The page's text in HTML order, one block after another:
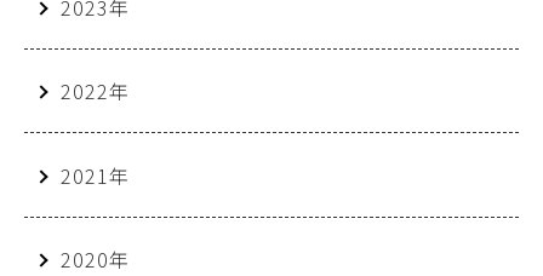
2023年
2022年
2021年
2020年